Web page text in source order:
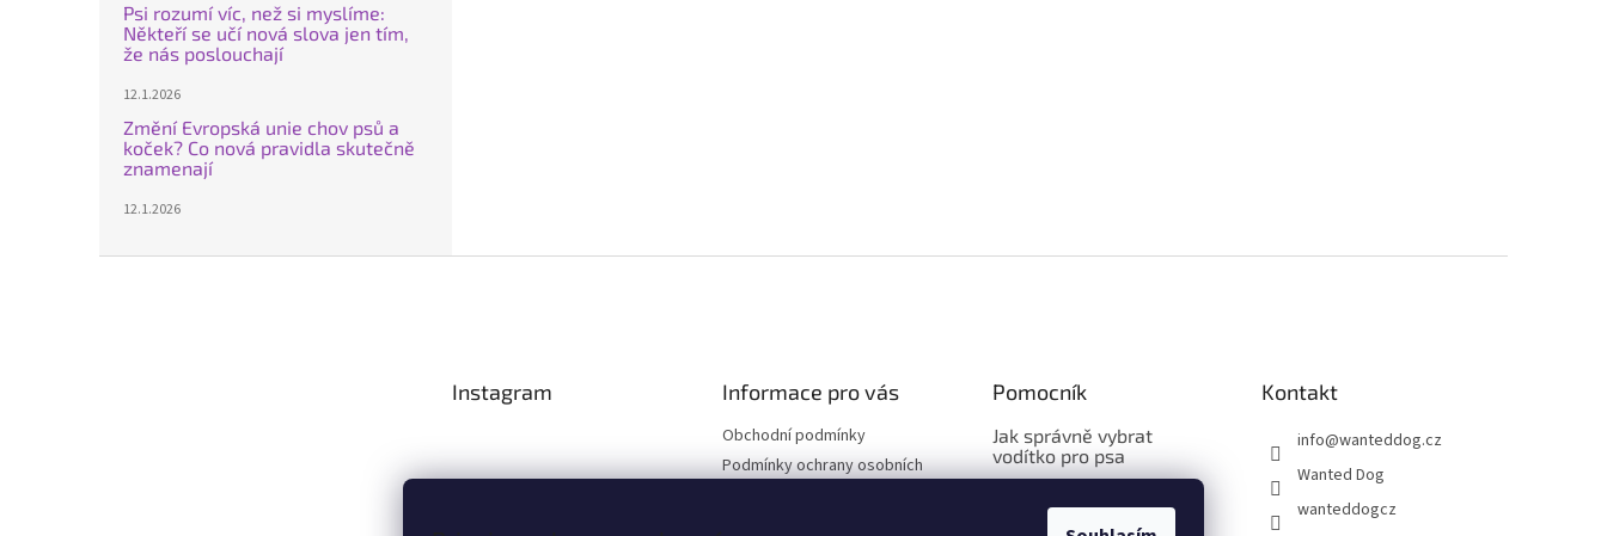
Psi rozumí víc, než si myslíme:
Někteří se učí nová slova jen tím,
že nás poslouchají
12.1.2026
Změní Evropská unie chov psů a
koček? Co nová pravidla skutečně
znamenají
12.1.2026
Instagram Informace pro vás
Obchodní podmínky
Podmínky ochrany osobních
Pomocník
Jak správně vybrat
vodítko pro psa
vybrat obleček pro psa
Kontakt
info@wanteddog.cz
Wanted Dog
wanteddogcz